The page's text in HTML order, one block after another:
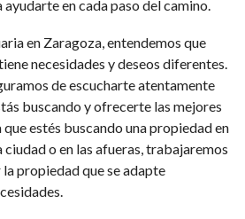
en cada paso del camino.
en Zaragoza, entendemos que
necesidades y deseos diferentes.
de escucharte atentamente
buscando y ofrecerte las mejores
que estés buscando una propiedad en
o en las afueras, trabajaremos
propiedad que se adapte